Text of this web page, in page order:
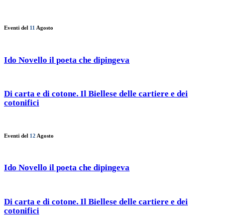
Eventi del 11 Agosto
Ido Novello il poeta che dipingeva
Di carta e di cotone. Il Biellese delle cartiere e dei
cotonifici
Eventi del 12 Agosto
Ido Novello il poeta che dipingeva
Di carta e di cotone. Il Biellese delle cartiere e dei
cotonifici